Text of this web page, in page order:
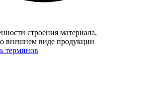
строения материала,
внешнем виде продукции
терминов